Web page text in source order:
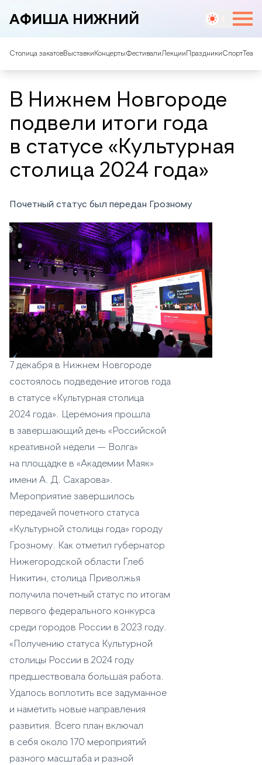
АФИША НИЖНИЙ
Столица закатовВыставкиКонцертыФестивалиЛекции ПраздникиСпорт
В Нижнем Новгороде
подвели итоги года
в статусе «Культурная
столица 2024 года»
Почетный статус был передан Грозному
7 декабря в Нижнем Новгороде
состоялось подведение итогов года
в статусе «Культурная столица
2024 года». Церемония прошла
в завершающий день «Российской
креативной недели — Волга»
на площадке в «Академии Маяк»
имени А. Д. Сахарова».
Мероприятие завершилось
передачей почетного статуса
«Культурной столицы года» городу
Грозному. Как отметил губернатор
Нижегородской области Глеб
Никитин, столица Приволжья
получила почетный статус по итогам
первого федерального конкурса
среди городов России в 2023 году.
«Получению статуса Культурной
столицы России в 2024 году
предшествовала большая работа.
Удалось воплотить все задуманное
и наметить новые направления
развития. Всего план включал
в себя около 170 мероприятий
разного масштаба и разной